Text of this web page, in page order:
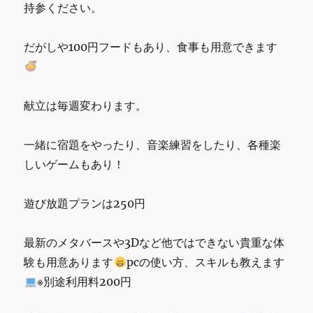
持参ください。
だがしや100円フードもあり、食事も用意できます
献立は毎週変わります。
一緒に宿題をやったり、音楽練習をしたり、各種楽
しいゲームもあり！
遊び放題プランは250円
最新のメタバースや3Dなど他ではできない貴重な体
験も用意あります
pcの使い方、スキルも教えます
※別途利用料200円